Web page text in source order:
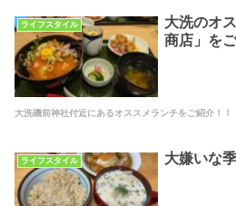
ライフスタイル
大洗のオ
商店」を
大洗磯前神社付近にあるオススメランチをご紹介！！
ライフスタイル 大嫌いな